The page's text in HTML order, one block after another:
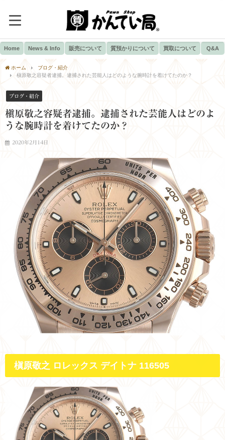
Home News & Info 販売について 質預かりについて 買取について Q&A
ホーム
ブログ・紹介
槇原敬之容疑者逮捕。逮捕された芸能人はどのような腕時計を着けてたのか？
ブログ・紹介
槇原敬之容疑者逮捕。逮捕された芸能人はどのよ
うな腕時計を着けてたのか？
2020年2月14日
槇原敬之 ロレックス デイトナ 116505